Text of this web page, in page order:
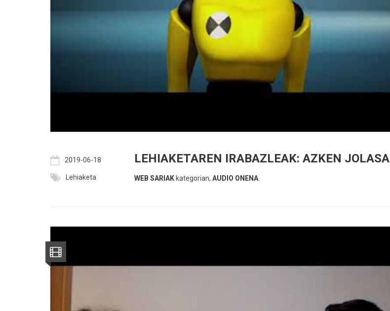
2019-06-18
Lehiaketa
LEHIAKETAREN IRABAZLEAK: AZKEN JOLASA
WEB SARIAKkategorian, AUDIO ONENA.